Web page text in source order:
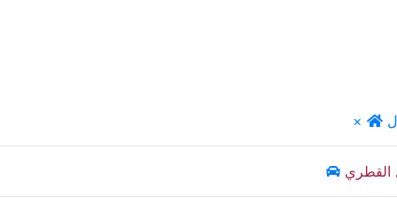
×
القطري